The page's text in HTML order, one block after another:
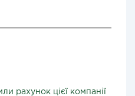
рахунок цієї компанії